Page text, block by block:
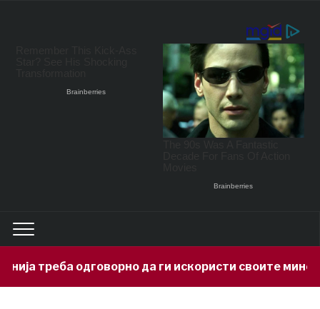
да ги искористи своите минерални богатства